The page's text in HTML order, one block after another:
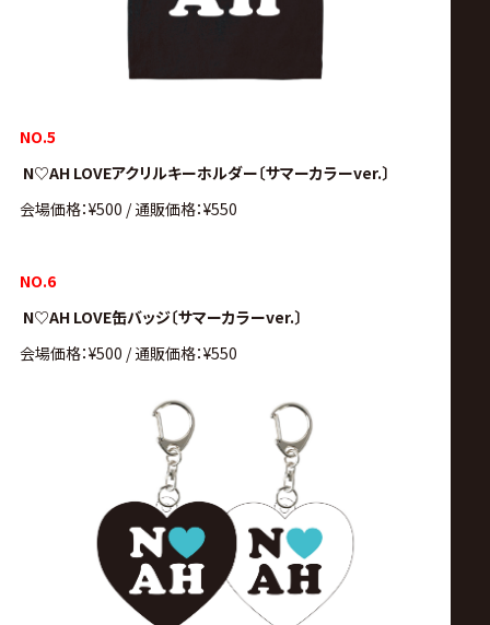
NO.5
N♡AH LOVEアクリルキーホルダー〔サマーカラーver.〕
会場価格：¥500 / 通販価格：¥550
NO.6
N♡AH LOVE缶バッジ〔サマーカラーver.〕
会場価格：¥500 / 通販価格：¥550